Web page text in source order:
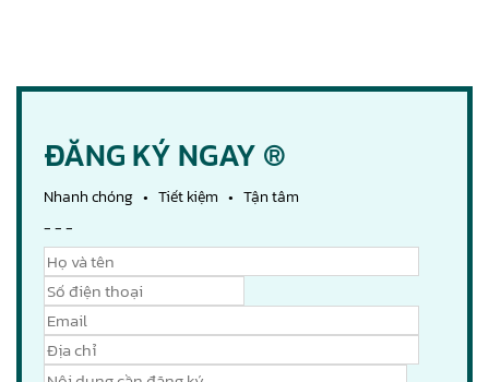
ĐĂNG KÝ NGAY ®
Nhanh chóng • Tiết kiệm • Tận tâm
- - -